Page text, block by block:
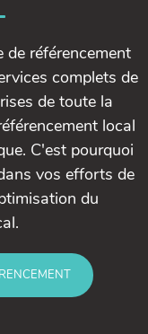
référencement
complets de
de toute la
local
C'est pourquoi
vos efforts de
du